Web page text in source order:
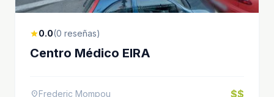
star0.0(0 reseñas)
Centro Médico EIRA
location_onFrederic Mompou $$